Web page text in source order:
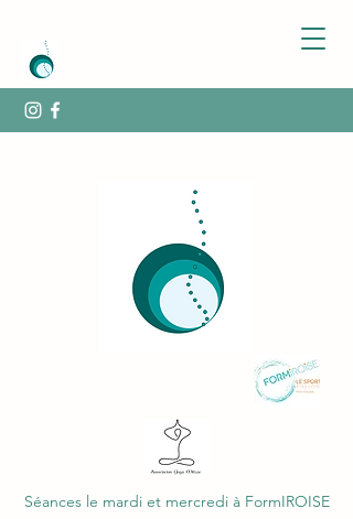
Séances le mardi et mercredi à FormIROISE